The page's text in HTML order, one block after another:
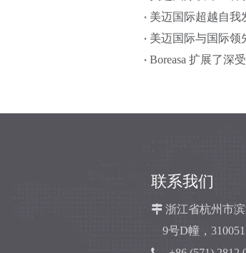
美迈国际超越自我
美迈国际与国际领
Boreasa 扩展了深
联系我们
 浙江省杭州市
9号D幢，310051